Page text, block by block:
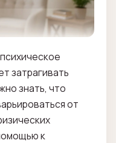
затрагивать
знать, что
от
к